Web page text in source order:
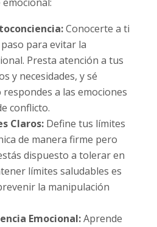
Conocerte a ti
para evitar la
Presta atención a tus
y necesidades, y sé
a las emociones
conflicto.
Claros:Define tus límites
de manera firme pero
dispuesto a tolerar en
límites saludables es
la manipulación
Emocional:Aprende